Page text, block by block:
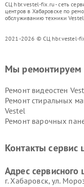
СЦ hbr.vestel-fix.ru - сеть
центров в Хабаровске по
обслуживанию техники Vestel
2021-2026 © СЦ hbr.vestel-
Мы ремонтируем
Ремонт видеостен
Ремонт стиральных
Vestel
Ремонт варочных
Контакты сервис
Адрес сервисного
г. Хабаровск, ул.